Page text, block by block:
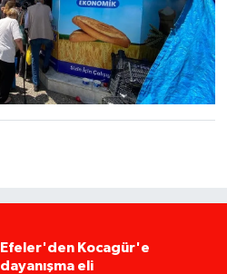
Efeler'den Kocagür'e
dayanışma eli